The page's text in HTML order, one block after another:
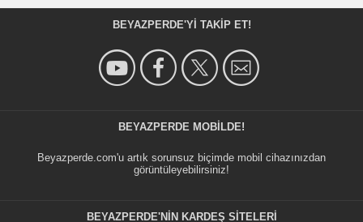
BEYAZPERDE'YI TAKIP ET!
BEYAZPERDE MOBILDE!
Beyazperde.com'u artık sorunsuz biçimde mobil cihazınızdan
görüntüleyebilirsiniz!
BEYAZPERDE'NIN KARDEŞ SİTELERİ